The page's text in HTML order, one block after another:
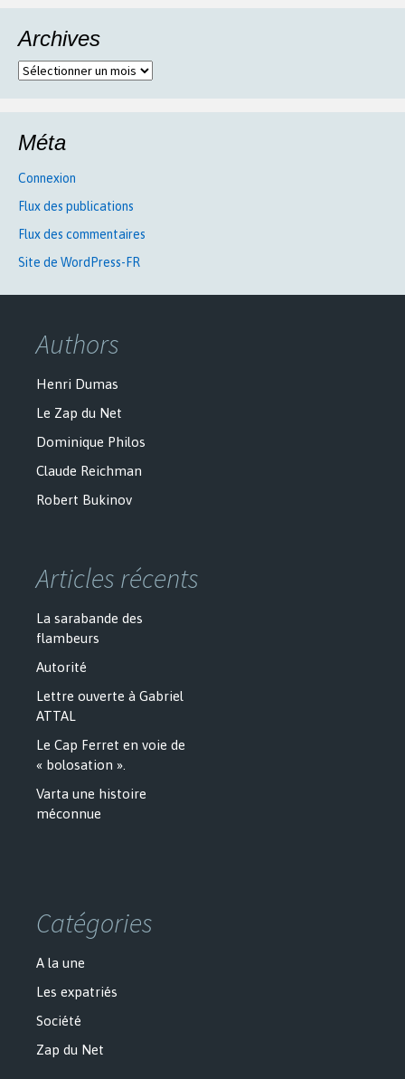
Archives
Archives
Méta
Connexion
Flux des publications
Flux des commentaires
Site de WordPress-FR
Authors
Henri Dumas
Le Zap du Net
Dominique Philos
Claude Reichman
Robert Bukinov
Articles récents
La sarabande des
flambeurs
Autorité
Lettre ouverte à Gabriel
ATTAL
Le Cap Ferret en voie de
« bolosation ».
Varta une histoire
méconnue
Catégories
A la une
Les expatriés
Société
Zap du Net